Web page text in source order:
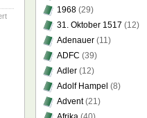
für
Schimpferei
1968 (29)
31. Oktober 1517 (12)
Adenauer (11)
ADFC (39)
Adler (12)
Adolf Hampel (8)
Advent(21)